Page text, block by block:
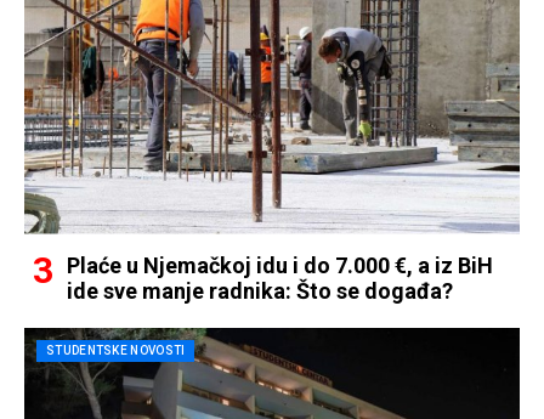
Plaće u Njemačkoj idu i do 7.000 €, a iz BiH
ide sve manje radnika: Što se događa?
STUDENTSKE NOVOSTI